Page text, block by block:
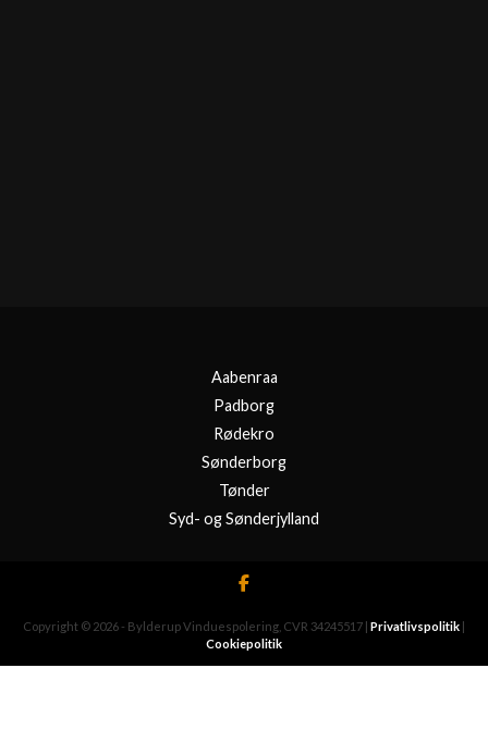
Aabenraa
Padborg
Rødekro
Sønderborg
Tønder
Syd- og Sønderjylland
Copyright © 2026 - Bylderup Vinduespolering , CVR 34245517 | Privatlivspolitik |
Cookiepolitik